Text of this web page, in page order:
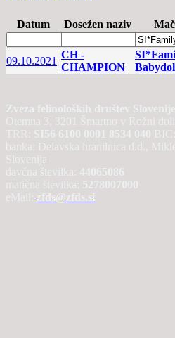
Datum Dosežen naziv
09.10.2021
CH -
CHAMPION